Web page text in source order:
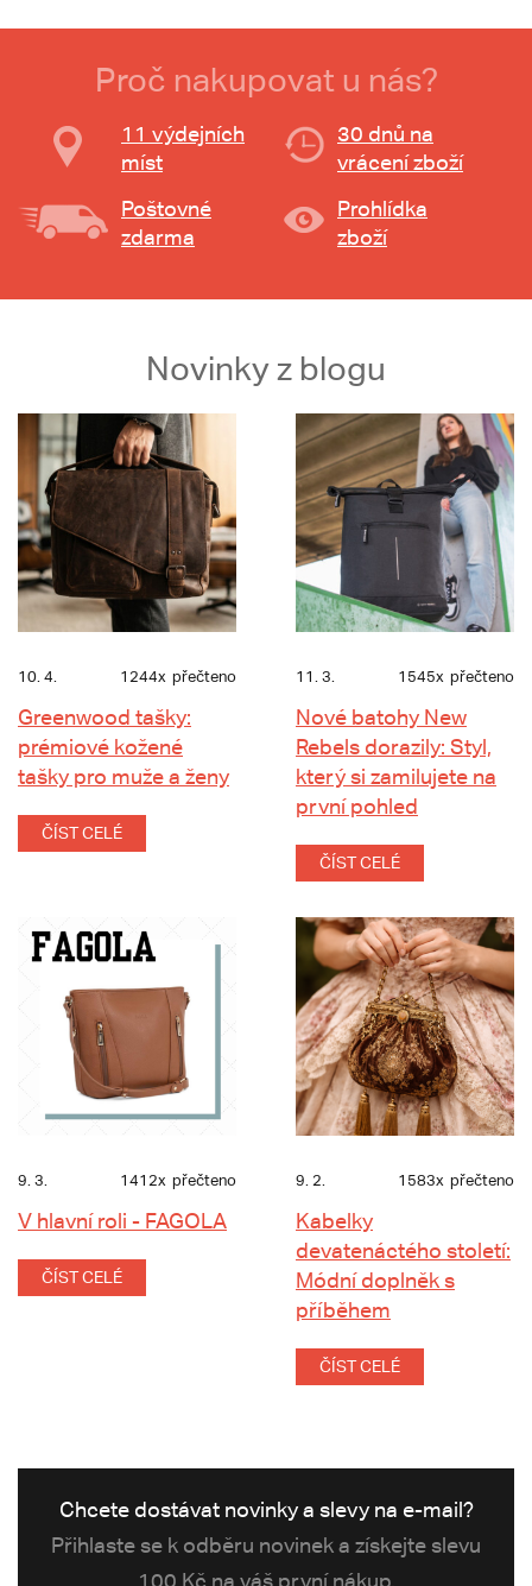
Proč nakupovat u nás?
11 výdejních
míst
30 dnů na
vrácení zboží
Poštovné
zdarma
Prohlídka
zboží
Novinky z blogu
10. 4. 1244x přečteno
Greenwood tašky:
prémiové kožené
tašky pro muže a ženy
ČÍST CELÉ
11. 3. 1545x přečteno
Nové batohy New
Rebels dorazily: Styl,
který si zamilujete na
první pohled
ČÍST CELÉ
9. 3. 1412x přečteno
V hlavní roli - FAGOLA
ČÍST CELÉ
9. 2. 1583x přečteno
Kabelky
devatenáctého století:
Módní doplněk s
příběhem
ČÍST CELÉ
Chcete dostávat novinky a slevy na e-mail?
Přihlaste se k odběru novinek a získejte slevu
100 Kč na váš první nákup.